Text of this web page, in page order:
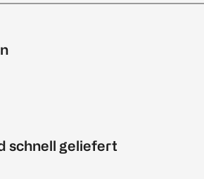
schnell geliefert